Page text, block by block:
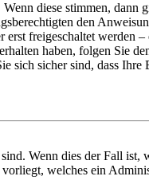
diese stimmen, dann
den
freigeschaltet werden
haben, folgen Sie
sicher sind, dass
Wenn dies der Fall ist,
welches ein